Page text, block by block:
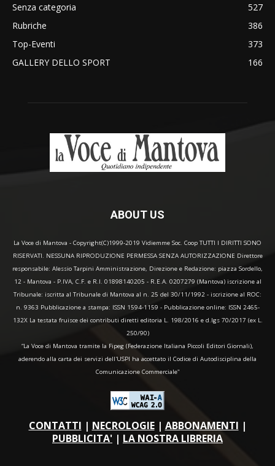
Senza categoria
527
Rubriche
386
Top-Eventi
373
GALLERY DELLO SPORT
166
ABOUT US
La Voce di Mantova - Copyright(C)1999-2019 Vidiemme Soc. Coop TUTTI I DIRITTI SONO
RISERVATI. NESSUNA RIPRODUZIONE PERMESSA SENZA AUTORIZZAZIONE Direttore
responsabile: Alessio Tarpini Amministrazione, Direzione e Redazione: piazza Sordello,
12 - Mantova - P.IVA, C.F. e R.I. 01898140205 - R.E.A. 0207279 (Mantova) iscrizione al
Tribunale: iscritta al Tribunale di Mantova al n. 25 del 30/11/1992 - iscrizione al ROC:
n. 9363 Pubblicazione a stampa: ISSN 1594-1159 - Pubblicazione online: ISSN 2465-
132X La testata fruisce dei contributi diretti editoria L. 198/2016 e d.lgs 70/2017 (ex L.
250/90)
“La Voce di Mantova tramite la Fipeg (Federazione Italiana Piccoli Editori Giornali),
aderendo alla carta dei servizi dell'USPI ha accettato il Codice di Autodisciplina della
Comunicazione Commerciale"
CONTATTI | NECROLOGIE| ABBONAMENTI |
PUBBLICITA' | LA NOSTRA LIBRERIA